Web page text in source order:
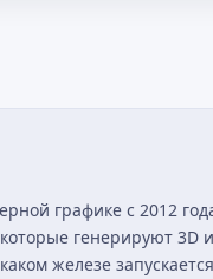
графике с 2012
генерируют 3D
железе